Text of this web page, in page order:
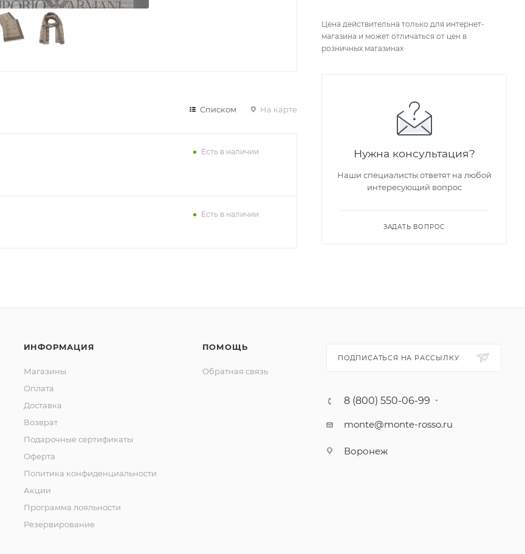
Списком На карте
Есть в наличии
Есть в наличии
Цена действительна только для интернет-
магазина и может отличаться от цен в
розничных магазинах
Нужна консультация?
Наши специалисты ответят на любой
интересующий вопрос
ЗАДАТЬ ВОПРОС
ИНФОРМАЦИЯ
Магазины
Оплата
Доставка
Возврат
Подарочные сертификаты
Оферта
Политика конфиденциальности
Акции
Программа лояльности
Резервирование
ПОМОЩЬ
Обратная связь
ПОДПИСАТЬСЯ НА РАССЫЛКУ
8 (800) 550-06-99
monte@monte-rosso.ru
Воронеж